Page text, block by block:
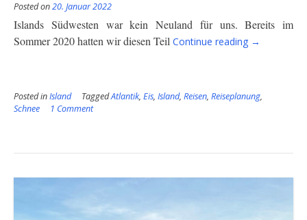
Posted on20. Januar 2022
Islands Südwesten war kein Neuland für uns. Bereits im
Sommer 2020hatten wirdiesenTeil Continue reading
“Island
im
→
Posted inIsland TaggedAtlantik, Eis, Island, Reisen, Reiseplanung,
Schnee
1 Comment